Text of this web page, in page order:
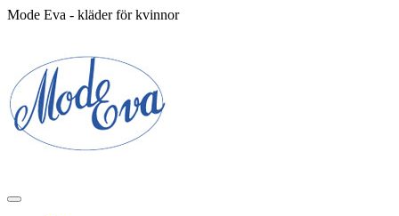
Mode Eva - kläder för kvinnor